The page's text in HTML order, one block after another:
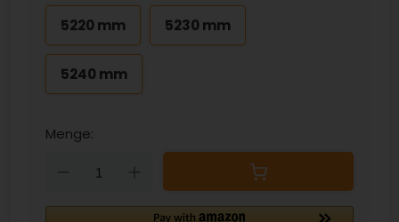
5220 mm 5230 mm
5240 mm
Menge:
Down